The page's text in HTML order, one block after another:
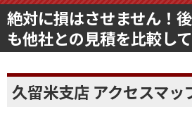
絶対に損はさせません！
も他社との見積を比較し
久留米支店 アクセスマッ